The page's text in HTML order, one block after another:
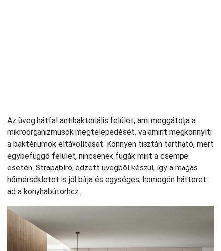
Az üveg hátfal antibakteriális felület, ami meggátolja a
mikroorganizmusok megtelepedését, valamint megkönnyíti
a baktériumok eltávolítását. Könnyen tisztán tartható, mert
egybefüggő felület, nincsenek fugák mint a csempe
esetén. Strapabíró, edzett üvegből készül, így a magas
hőmérsékletet is jól bírja és egységes, homogén hátteret
ad a konyhabútorhoz.